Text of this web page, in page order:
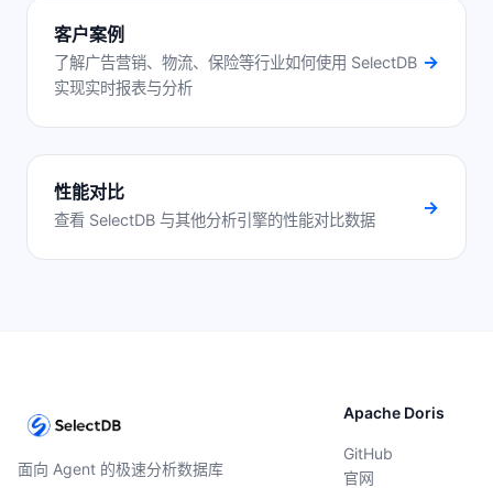
客户案例
了解广告营销、物流、保险等行业如何使用 SelectDB
实现实时报表与分析
→
性能对比
查看 SelectDB 与其他分析引擎的性能对比数据
→
面向 Agent 的极速分析数据库
Apache Doris
GitHub
官网